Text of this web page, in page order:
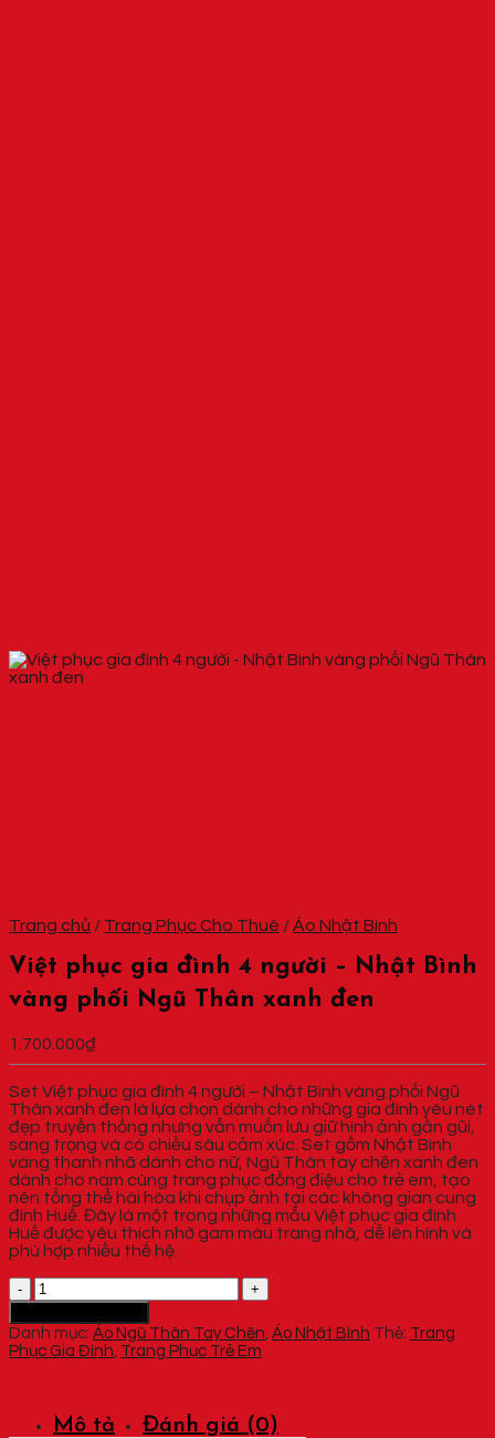
Trang chủ / Trang Phục Cho Thuê /Áo Nhật Bình
Việt phục gia đình 4 người – Nhật Bình
vàng phối Ngũ Thân xanh đen
1.700.000₫
Set Việt phục gia đình 4 người – Nhật Bình vàng phối Ngũ
Thân xanh đen là lựa chọn dành cho những gia đình yêu nét
đẹp truyền thống nhưng vẫn muốn lưu giữ hình ảnh gần gũi,
sang trọng và có chiều sâu cảm xúc. Set gồm Nhật Bình
vàng thanh nhã dành cho nữ, Ngũ Thân tay chẽn xanh đen
dành cho nam cùng trang phục đồng điệu cho trẻ em, tạo
nên tổng thể hài hòa khi chụp ảnh tại các không gian cung
đình Huế. Đây là một trong những mẫu Việt phục gia đình
Huế được yêu thích nhờ gam màu trang nhã, dễ lên hình và
phù hợp nhiều thế hệ.
Việt
phục
gia
đình
4
Bình
Danh mục: Áo Ngũ Thân Tay Chẽn Áo Nhật Bình Thẻ: Trang
Phục Gia Đình Trang Phục Trẻ Em
Mô tả Đánh giá (0)